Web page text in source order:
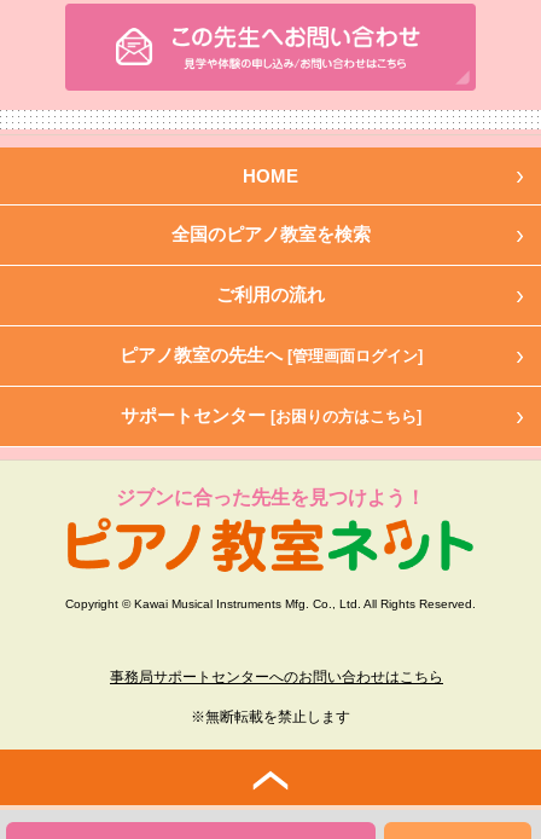
HOME
全国のピアノ教室を検索
ご利用の流れ
ピアノ教室の先生へ [管理画面ログイン]
サポートセンター [お困りの方はこちら]
ジブンに合った先生を見つけよう！
Copyright © Kawai Musical Instruments Mfg. Co., Ltd. All Rights Reserved.
事務局サポートセンターへのお問い合わせはこちら
※無断転載を禁止します